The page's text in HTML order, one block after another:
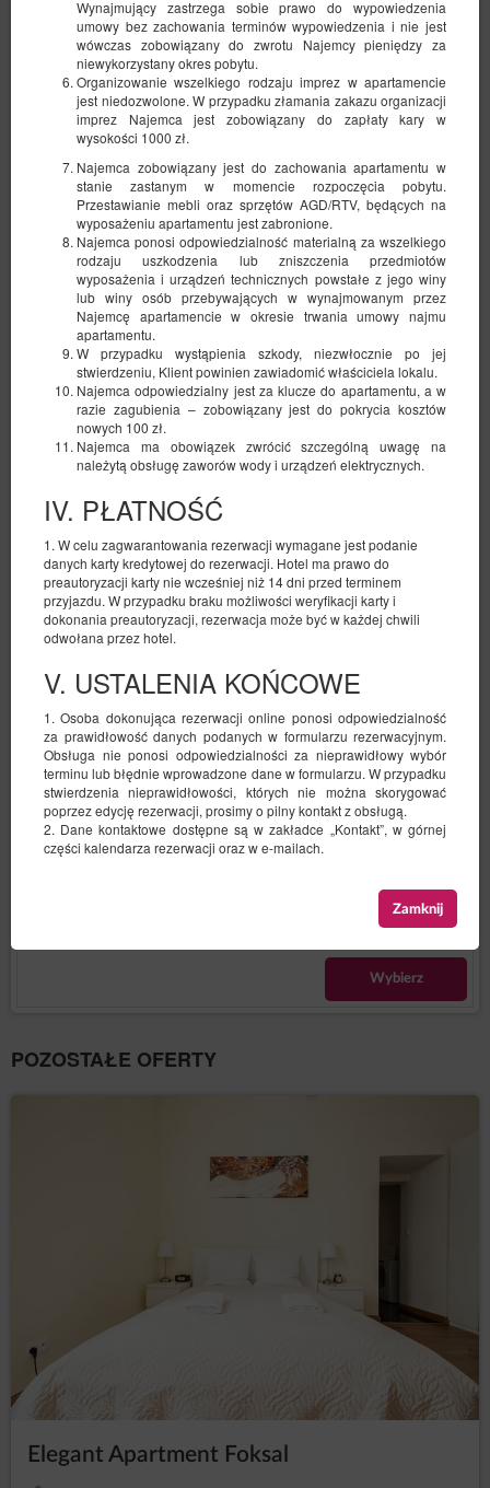
Wynajmujący zastrzega sobie prawo do wypowiedzenia
umowy bez zachowania terminów wypowiedzenia i nie jest
wówczas zobowiązany do zwrotu Najemcy pieniędzy za
niewykorzystany okres pobytu.
Organizowanie wszelkiego rodzaju imprez w apartamencie
jest niedozwolone. W przypadku złamania zakazu organizacji
imprez Najemca jest zobowiązany do zapłaty kary w
wysokości 1000 zł.
Najemca zobowiązany jest do zachowania apartamentu w
stanie zastanym w momencie rozpoczęcia pobytu.
Przestawianie mebli oraz sprzętów AGD/RTV, będących na
wyposażeniu apartamentu jest zabronione.
Najemca ponosi odpowiedzialność materialną za wszelkiego
rodzaju uszkodzenia lub zniszczenia przedmiotów
wyposażenia i urządzeń technicznych powstałe z jego winy
lub winy osób przebywających w wynajmowanym przez
Najemcę apartamencie w okresie trwania umowy najmu
apartamentu.
W przypadku wystąpienia szkody, niezwłocznie po jej
stwierdzeniu, Klient powinien zawiadomić właściciela lokalu.
Najemca odpowiedzialny jest za klucze do apartamentu, a w
razie zagubienia – zobowiązany jest do pokrycia kosztów
nowych 100 zł.
Najemca ma obowiązek zwrócić szczególną uwagę na
należytą obsługę zaworów wody i urządzeń elektrycznych.
IV. PŁATNOŚĆ
1. W celu zagwarantowania rezerwacji wymagane jest podanie
danych karty kredytowej do rezerwacji. Hotel ma prawo do
preautoryzacji karty nie wcześniej niż 14 dni przed terminem
przyjazdu. W przypadku braku możliwości weryfikacji karty i
dokonania preautoryzacji, rezerwacja może być w każdej chwili
odwołana przez hotel.
V. USTALENIA KOŃCOWE
1. Osoba dokonująca rezerwacji online ponosi odpowiedzialność
za prawidłowość danych podanych w formularzu rezerwacyjnym.
Obsługa nie ponosi odpowiedzialności za nieprawidłowy wybór
terminu lub błędnie wprowadzone dane w formularzu. W przypadku
stwierdzenia nieprawidłowości, których nie można skorygować
poprzez edycję rezerwacji, prosimy o pilny kontakt z obsługą.
2. Dane kontaktowe dostępne są w zakładce „Kontakt”, w górnej
części kalendarza rezerwacji oraz w e-mailach.
Zamknij
Elegant Apartment Park
Skaryszewski
Dostępna liczba: 1
4 osoby
pow. 67,00 m 2
1 sypialnia
383,05 zł
2 osoby / 1 noc
Oferta bezzwrotna
Oferta bezzwrotna
?
383,05 PLN
Wybierz
Oferta zwrotna
Wybierz
POZOSTAŁE OFERTY
Elegant Apartment Foksal